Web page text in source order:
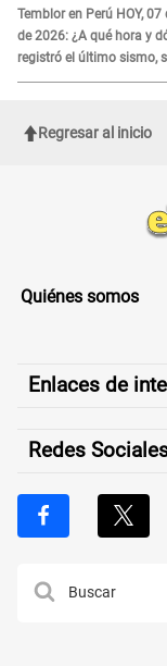
Temblor en Perú HOY,
de 2026: ¿A qué hora y
registró el último sismo,
IGP?
Regresar al inicio
Quiénes somos
Enlaces de
Redes